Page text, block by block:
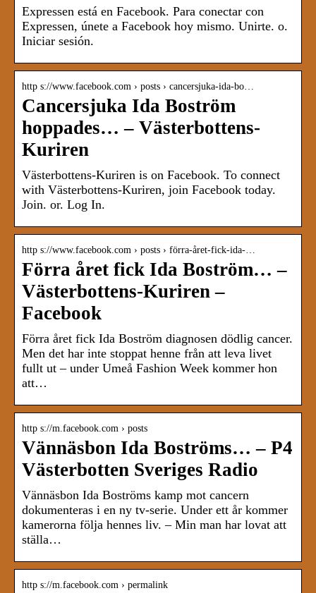
Expressen está en Facebook. Para conectar con
Expressen, únete a Facebook hoy mismo. Unirte. o.
Iniciar sesión.
http s://www.facebook.com › posts › cancersjuka-ida-bo…
Cancersjuka Ida Boström
hoppades… – Västerbottens-
Kuriren
Västerbottens-Kuriren is on Facebook. To connect
with Västerbottens-Kuriren, join Facebook today.
Join. or. Log In.
http s://www.facebook.com › posts › förra-året-fick-ida-…
Förra året fick Ida Boström… –
Västerbottens-Kuriren –
Facebook
Förra året fick Ida Boström diagnosen dödlig cancer.
Men det har inte stoppat henne från att leva livet
fullt ut – under Umeå Fashion Week kommer hon
att…
http s://m.facebook.com › posts
Vännäsbon Ida Boströms… – P4
Västerbotten Sveriges Radio
Vännäsbon Ida Boströms kamp mot cancern
dokumenteras i en ny tv-serie. Under ett år kommer
kamerorna följa hennes liv. – Min man har lovat att
ställa…
http s://m.facebook.com › permalink